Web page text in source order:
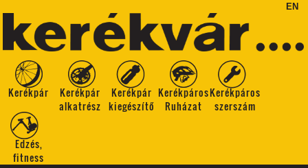
EN
Kerékpár
Kerékpár
alkatrész
Kerékpár
kiegészítő
Kerékpáros
Ruházat
Kerékpáros
szerszám
Edzés,
fitness